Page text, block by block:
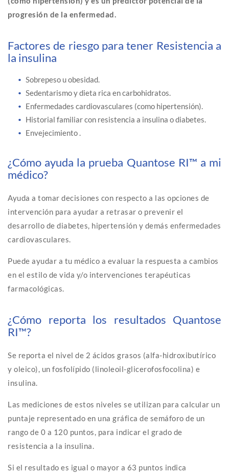
progresión de la enfermedad.
Factores de riesgo para tener Resistencia a
la insulina
Sobrepeso u obesidad.
Sedentarismo y dieta rica en carbohidratos.
Enfermedades cardiovasculares (como hipertensión).
Historial familiar con resistencia a insulina o diabetes.
Envejecimiento .
¿Cómo ayuda la prueba Quantose RI™ a mi
médico?
Ayuda a tomar decisiones con respecto a las opciones de
intervención para ayudar a retrasar o prevenir el
desarrollo de diabetes, hipertensión y demás enfermedades
cardiovasculares.
Puede ayudar a tu médico a evaluar la respuesta a cambios
en el estilo de vida y/o intervenciones terapéuticas
farmacológicas.
¿Cómo reporta los resultados Quantose
RI™?
Se reporta el nivel de 2 ácidos grasos (alfa-hidroxibutírico
y oleico), un fosfolípido (linoleoil-glicerofosfocolina) e
insulina.
Las mediciones de estos niveles se utilizan para calcular un
puntaje representado en una gráfica de semáforo de un
rango de 0 a 120 puntos, para indicar el grado de
resistencia a la insulina.
Si el resultado es igual o mayor a 63 puntos indica